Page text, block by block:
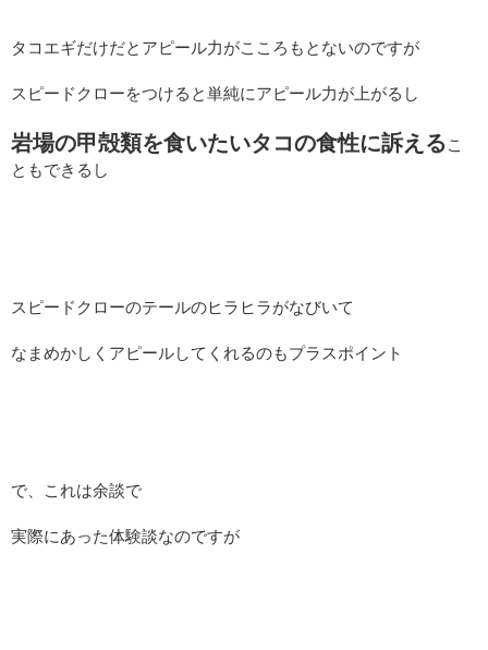
タコエギだけだとアピール力がこころもとないのですが
スピードクローをつけると単純にアピール力が上がるし
岩場の甲殻類を食いたいタコの食性に訴える こ
ともできるし
スピードクローのテールのヒラヒラがなびいて
なまめかしくアピールしてくれるのもプラスポイント
で、これは余談で
実際にあった体験談なのですが